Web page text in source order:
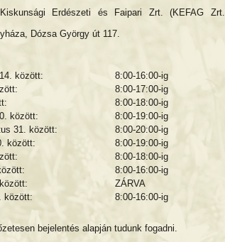
Erdészeti és Faipari Zrt. (KEFAG
Dózsa György út 117.
között:
8:00-16:00-ig
8:00-17:00-ig
8:00-18:00-ig
között:
8:00-19:00-ig
31. között:
8:00-20:00-ig
között:
8:00-19:00-ig
8:00-18:00-ig
8:00-16:00-ig
ZÁRVA
között:
8:00-16:00-ig
bejelentés alapján tudunk fogadni.